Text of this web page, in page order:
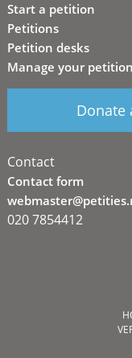
Start a petition
Petitions
Petition desks
Manage your
Donate
Contact
Contact form
020 7854412